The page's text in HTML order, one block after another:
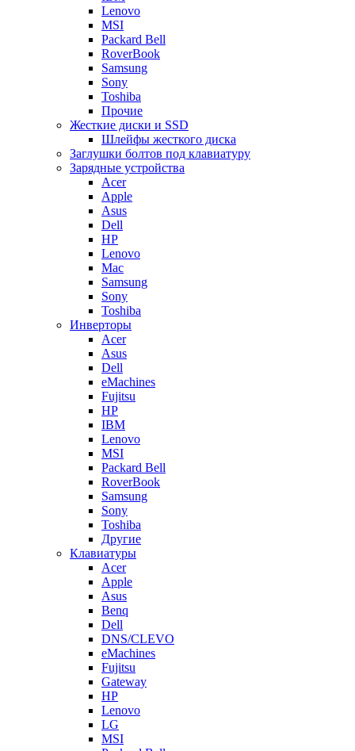
Lenovo
MSI
Packard Bell
RoverBook
Samsung
Sony
Toshiba
Прочие
Жесткие диски и SSD
Шлейфы жесткого диска
Заглушки болтов под клавиатуру
Зарядные устройства
Acer
Apple
Asus
Dell
HP
Lenovo
Mac
Samsung
Sony
Toshiba
Инверторы
Acer
Asus
Dell
eMachines
Fujitsu
HP
IBM
Lenovo
MSI
Packard Bell
RoverBook
Samsung
Sony
Toshiba
Другие
Клавиатуры
Acer
Apple
Asus
Benq
Dell
DNS/CLEVO
eMachines
Fujitsu
Gateway
HP
Lenovo
LG
MSI